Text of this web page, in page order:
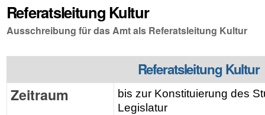
Referatsleitung Kultur
Ausschreibung für das Amt als Referatsleitung Kultur
Referatsleitung Kultur
Zeitraum
bis zur Konstituierung des
Legislatur